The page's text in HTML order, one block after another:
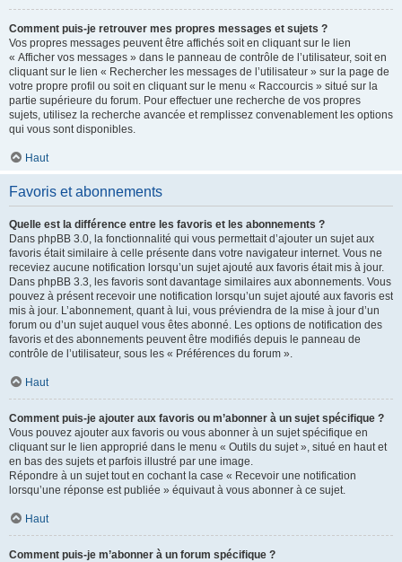
Comment puis-je retrouver mes propres messages et sujets ?
Vos propres messages peuvent être affichés soit en cliquant sur le lien
« Afficher vos messages » dans le panneau de contrôle de l’utilisateur, soit en
cliquant sur le lien « Rechercher les messages de l’utilisateur » sur la page de
votre propre profil ou soit en cliquant sur le menu « Raccourcis » situé sur la
partie supérieure du forum. Pour effectuer une recherche de vos propres
sujets, utilisez la recherche avancée et remplissez convenablement les options
qui vous sont disponibles.
Haut
Favoris et abonnements
Quelle est la différence entre les favoris et les abonnements ?
Dans phpBB 3.0, la fonctionnalité qui vous permettait d’ajouter un sujet aux
favoris était similaire à celle présente dans votre navigateur internet. Vous ne
receviez aucune notification lorsqu’un sujet ajouté aux favoris était mis à jour.
Dans phpBB 3.3, les favoris sont davantage similaires aux abonnements. Vous
pouvez à présent recevoir une notification lorsqu’un sujet ajouté aux favoris est
mis à jour. L’abonnement, quant à lui, vous préviendra de la mise à jour d’un
forum ou d’un sujet auquel vous êtes abonné. Les options de notification des
favoris et des abonnements peuvent être modifiés depuis le panneau de
contrôle de l’utilisateur, sous les « Préférences du forum ».
Haut
Comment puis-je ajouter aux favoris ou m’abonner à un sujet spécifique ?
Vous pouvez ajouter aux favoris ou vous abonner à un sujet spécifique en
cliquant sur le lien approprié dans le menu « Outils du sujet », situé en haut et
en bas des sujets et parfois illustré par une image.
Répondre à un sujet tout en cochant la case « Recevoir une notification
lorsqu’une réponse est publiée » équivaut à vous abonner à ce sujet.
Haut
Comment puis-je m’abonner à un forum spécifique ?